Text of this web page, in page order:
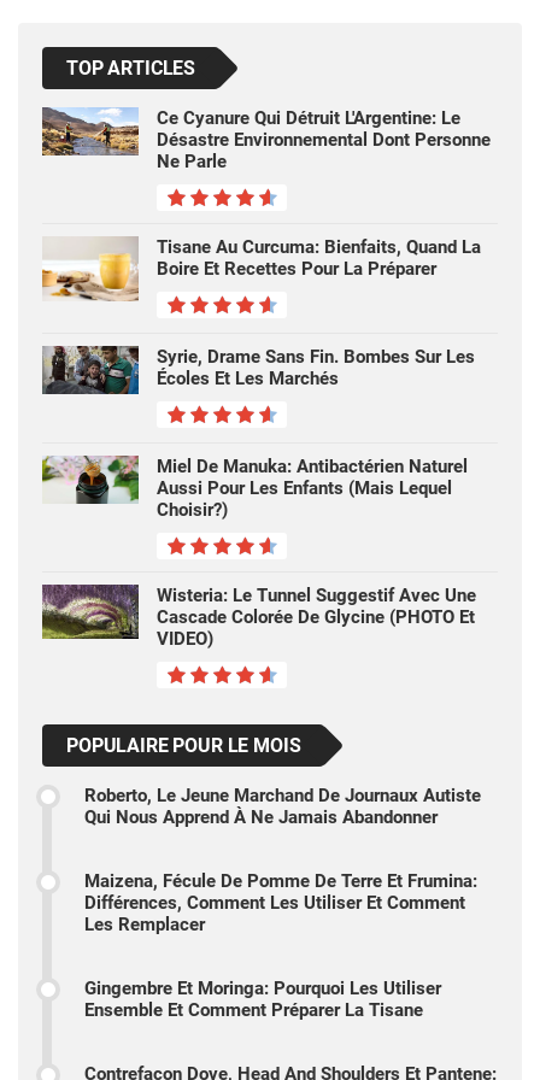
TOP ARTICLES
Ce Cyanure Qui Détruit L'Argentine: Le
Désastre Environnemental Dont Personne
Ne Parle
Tisane Au Curcuma: Bienfaits, Quand La
Boire Et Recettes Pour La Préparer
Syrie, Drame Sans Fin. Bombes Sur Les
Écoles Et Les Marchés
Miel De Manuka: Antibactérien Naturel
Aussi Pour Les Enfants (mais Lequel
Choisir?)
Wisteria: Le Tunnel Suggestif Avec Une
Cascade Colorée De Glycine (PHOTO Et
VIDEO)
POPULAIRE POUR LE MOIS
Roberto, Le Jeune Marchand De Journaux Autiste
Qui Nous Apprend À Ne Jamais Abandonner
Maizena, Fécule De Pomme De Terre Et Frumina:
Différences, Comment Les Utiliser Et Comment
Les Remplacer
Gingembre Et Moringa: Pourquoi Les Utiliser
Ensemble Et Comment Préparer La Tisane
Contrefaçon Dove, Head And Shoulders Et Pantene: